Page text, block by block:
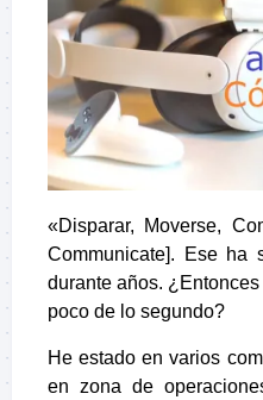
«Disparar, Moverse,
Communicate]. Ese ha
durante años.
poco de lo segundo?
He estado en varios
en zona de